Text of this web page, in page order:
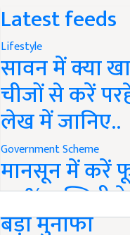
Latest feeds
Lifestyle
सावन में क्या
चीजों से करें
लेख में जानिए..
Government Scheme
मानसून में करें
50% सब्सिडी
बड़ा मुनाफा